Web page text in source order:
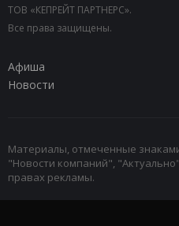
ТОВ «КЕПРЕЙТ ПАРТНЕРС».
Все права защищены.
Афиша
Новости
Материалы, отмеченные
"Новости компаний",
правах рекламы.